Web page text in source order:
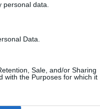
data.
Data.
Sale, and/or Sharing
with the Purposes for which it